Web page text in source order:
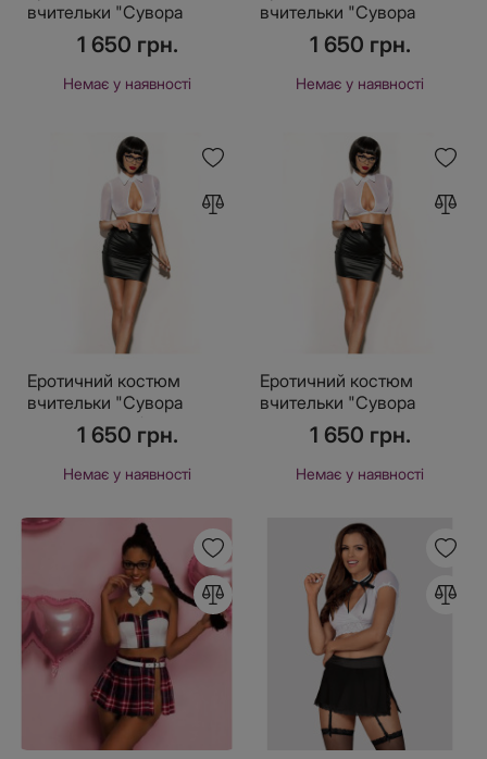
вчительки "Сувора
Ніколетта" L, спідниця,
1 650 грн.
Немає у наявності
вчительки "Сувора
Ніколетта" XL, спідниця,
1 650 грн.
Немає у наявності
Еротичний костюм
вчительки "Сувора
Ніколетта" XS/S,
спідниця, блуза
1 650 грн.
Немає у наявності
Еротичний костюм
вчительки "Сувора
Ніколетта" М, спідниця,
1 650 грн.
Немає у наявності